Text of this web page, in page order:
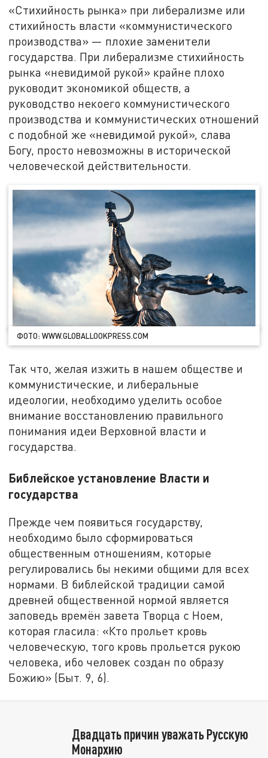
«Стихийность рынка» при либерализме или
стихийность власти «коммунистического
производства» — плохие заменители
государства. При либерализме стихийность
рынка «невидимой рукой» крайне плохо
руководит экономикой обществ, а
руководство некоего коммунистического
производства и коммунистических отношений
с подобной же «невидимой рукой», слава
Богу, просто невозможны в исторической
человеческой действительности.
ФОТО: WWW.GLOBALLOOKPRESS.COM
Так что, желая изжить в нашем обществе и
коммунистические, и либеральные
идеологии, необходимо уделить особое
внимание восстановлению правильного
понимания идеи Верховной власти и
государства.
Библейское установление Власти и
государства
Прежде чем появиться государству,
необходимо было сформироваться
общественным отношениям, которые
регулировались бы некими общими для всех
нормами. В библейской традиции самой
древней общественной нормой является
заповедь времён завета Творца с Ноем,
которая гласила: «Кто прольет кровь
человеческую, того кровь прольется рукою
человека, ибо человек создан по образу
Божию» (Быт. 9, 6).
Двадцать причин уважать Русскую
Монархию